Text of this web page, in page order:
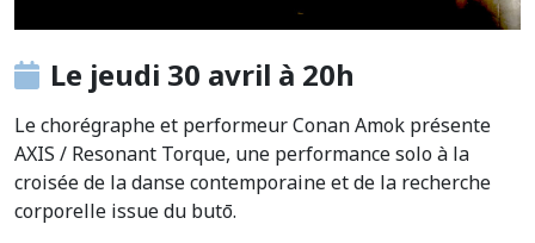
Le jeudi 30 avril à 20h
Le chorégraphe et performeur Conan Amok présente
AXIS / Resonant Torque, une performance solo à la
croisée de la danse contemporaine et de la recherche
corporelle issue du butō.